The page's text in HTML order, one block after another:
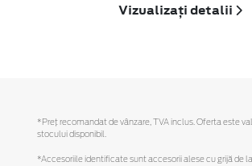
Vizualizați detalii
*Preţ recomandat de vânzare, TVA inclus. Oferta este
stocului disponibil.
*Accesoriile identificate sunt accesorii alese cu grijă de